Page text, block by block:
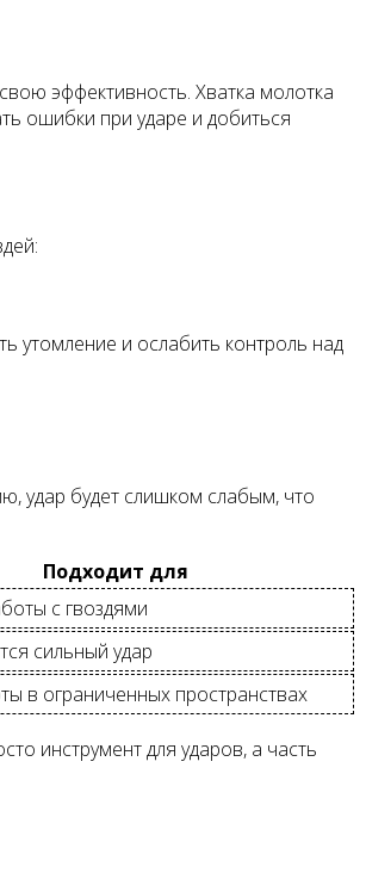
эффективность. Хватка молотка
ошибки при ударе и добиться
утомление и ослабить контроль над
удар будет слишком слабым, что
Подходит для
с гвоздями
сильный удар
в ограниченных пространствах
инструмент для ударов, а часть